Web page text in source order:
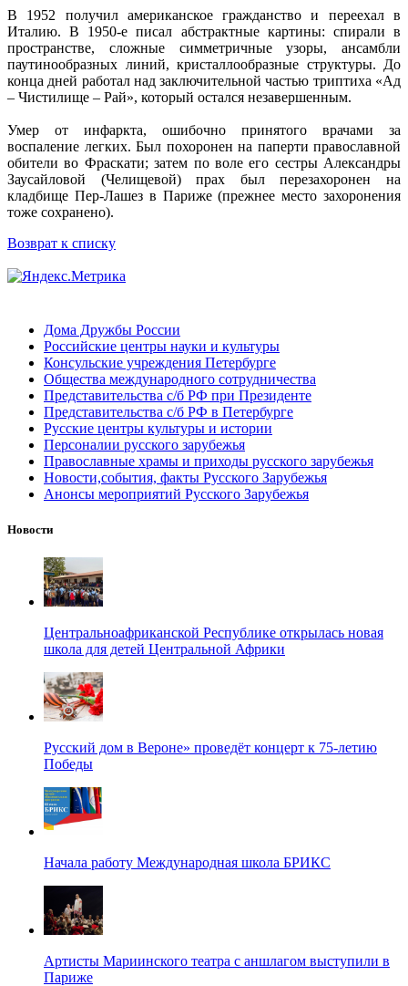
В 1952 получил американское гражданство и переехал в
Италию. В 1950-е писал абстрактные картины: спирали в
пространстве, сложные симметричные узоры, ансамбли
паутинообразных линий, кристаллообразные структуры. До
конца дней работал над заключительной частью триптиха «Ад
– Чистилище – Рай», который остался незавершенным.
Умер от инфаркта, ошибочно принятого врачами за
воспаление легких. Был похоронен на паперти православной
обители во Фраскати; затем по воле его сестры Александры
Заусайловой (Челищевой) прах был перезахоронен на
кладбище Пер-Лашез в Париже (прежнее место захоронения
тоже сохранено).
Возврат к списку
Дома Дружбы России
Российские центры науки и культуры
Консульские учреждения Петербурге
Общества международного сотрудничества
Представительства с/б РФ при Президенте
Представительства с/б РФ в Петербурге
Русские центры культуры и истории
Персоналии русского зарубежья
Православные храмы и приходы русского зарубежья
Новости,события, факты Русского Зарубежья
Анонсы мероприятий Русского Зарубежья
Новости
Центральноафриканской Республике открылась новая
школа для детей Центральной Африки
Русский дом в Вероне» проведёт концерт к 75-летию
Победы
Начала работу Международная школа БРИКС
Артисты Мариинского театра с аншлагом выступили в
Париже